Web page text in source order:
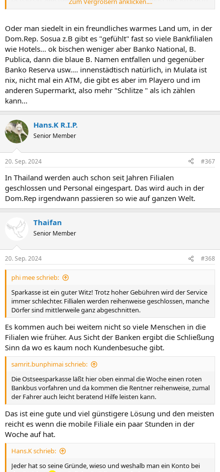
sich zeitnah mit Online Banking zu beschäftigen, damit man nicht
Oder man siedelt in ein freundliches warmes Land um, in der
Dom.Rep. Sosua z.B gibt es "gefühlt" fast so viele Bankfilialen
wie Hotels... ok bischen weniger aber Banko National, B.
Publica, dann die blaue B. Namen entfallen und gegenüber
Banko Reserva usw.... innenstädtisch natürlich, in Mulata ist
nix, nicht mal ein ATM, die gibt es aber im Playero und im
anderen Supermarkt, also mehr "Schlitze " als ich zählen
kann...
Hans.K R.I.P.
Senior Member
20. Sep. 2024 #367
In Thailand werden auch schon seit Jahren Filialen
geschlossen und Personal eingespart. Das wird auch in der
Dom.Rep irgendwann passieren so wie auf ganzen Welt.
Thaifan
Senior Member
20. Sep. 2024 #368
phi mee schrieb:
Sparkasse ist ein guter Witz! Trotz hoher Gebühren wird der Service
immer schlechter. Fillialen werden reihenweise geschlossen, manche
Dörfer sind mittlerweile ganz abgeschnitten.
Es kommen auch bei weitem nicht so viele Menschen in die
Filialen wie früher. Aus Sicht der Banken ergibt die Schließung
Sinn da wo es kaum noch Kundenbesuche gibt.
samrit.bunphimai schrieb:
Die Ostseesparkasse läßt hier oben einmal die Woche einen roten
Bankbus vorfahren und da kommen die Rentner reihenweise, zumal
der Fahrer auch leicht beratend Hilfe leisten kann.
Das ist eine gute und viel günstigere Lösung und den meisten
reicht es wenn die mobile Filiale ein paar Stunden in der
Woche auf hat.
Hans.K schrieb:
Jeder hat so seine Gründe, wieso und weshalb man ein Konto bei